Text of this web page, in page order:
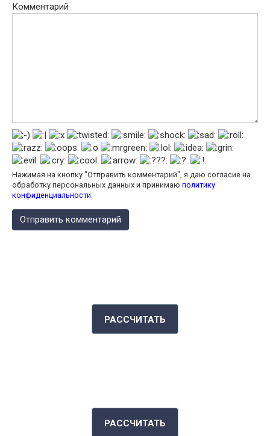
Комментарий
Нажимая на кнопку "Отправить комментарий", я даю согласие на
обработку персональных данных и принимаю политику
конфиденциальности
РАССЧИТАТЬ
РАССЧИТАТЬ